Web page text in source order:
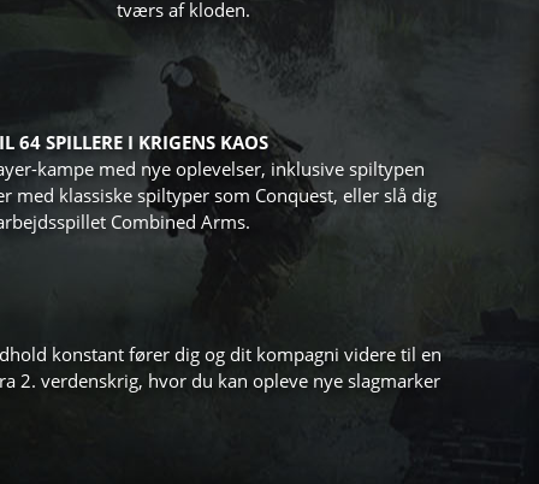
tværs af kloden.
64 SPILLERE I KRIGENS KAOS
kampe med nye oplevelser, inklusive spiltypen
med klassiske spiltyper som Conquest, eller slå dig
Combined Arms.
konstant fører dig og dit kompagni videre til en
2. verdenskrig, hvor du kan opleve nye slagmarker